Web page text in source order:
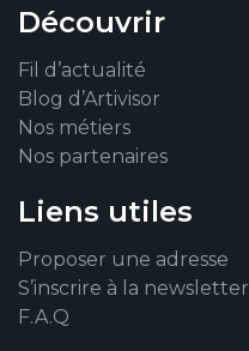
Découvrir
Fil d’actualité
Blog d’Artivisor
Nos métiers
Nos partenaires
Liens utiles
Proposer une adresse
S’inscrire à la newsletter
F.A.Q